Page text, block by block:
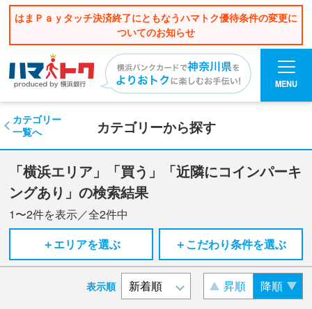
はまＰａｙタッチ決済終了にともなうハマトク優待条件の変更に
ついてのお知らせ
MENU
カテゴリーから探す
カテゴリー
一覧へ
「横浜エリア」「買う」「近隣にコインパーキ
ングあり」の検索結果
1〜2件を表示／全2件中
＋エリアを選ぶ
＋こだわり条件を選ぶ
表示順 昇順 降順